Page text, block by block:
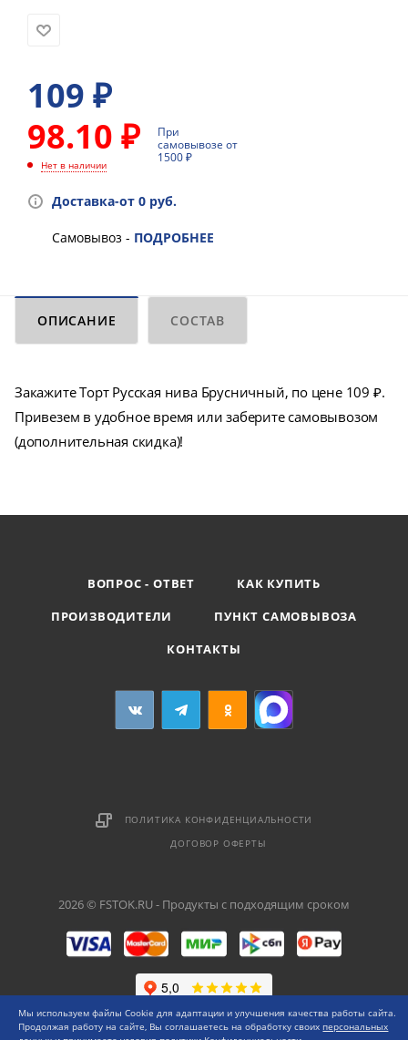
109 ₽
98.10 ₽
При
самовывозе от
1500 ₽
Нет в наличии
Доставка-от 0 руб.
Самовывоз - ПОДРОБНЕЕ
ОПИСАНИЕ СОСТАВ
Закажите Торт Русская нива Брусничный, по цене 109 ₽.
Привезем в удобное время или заберите самовывозом
(дополнительная скидка)!
ВОПРОС - ОТВЕТ
КАК КУПИТЬ
ПРОИЗВОДИТЕЛИ
ПУНКТ САМОВЫВОЗА
КОНТАКТЫ
ПОЛИТИКА КОНФИДЕНЦИАЛЬНОСТИ
ДОГОВОР ОФЕРТЫ
2026 © FSTOK.RU - Продукты с подходящим сроком
Мы используем файлы Cookie для адаптации и улучшения качества работы сайта.
Продолжая работу на сайте, Вы соглашаетесь на обработку своихперсональных